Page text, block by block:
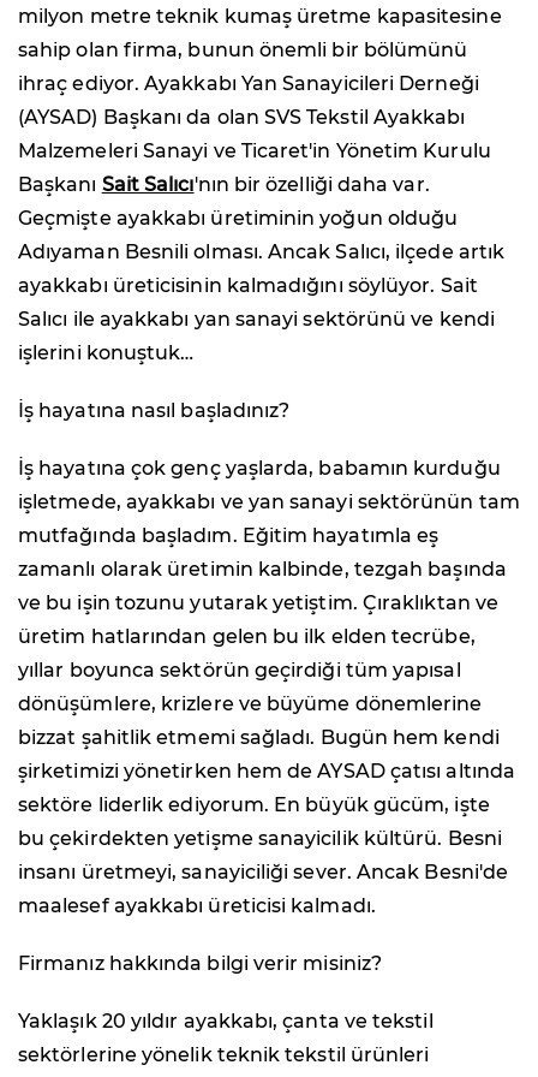
milyon metre teknik kumaş üretme kapasitesine
sahip olan firma, bunun önemli bir bölümünü
ihraç ediyor. Ayakkabı Yan Sanayicileri Derneği
(AYSAD) Başkanı da olan SVS Tekstil Ayakkabı
Malzemeleri Sanayi ve Ticaret'in Yönetim Kurulu
Başkanı Sait Salıcı'nın bir özelliği daha var.
Geçmişte ayakkabı üretiminin yoğun olduğu
Adıyaman Besnili olması. Ancak Salıcı, ilçede artık
ayakkabı üreticisinin kalmadığını söylüyor. Sait
Salıcı ile ayakkabı yan sanayi sektörünü ve kendi
işlerini konuştuk…
İş hayatına nasıl başladınız?
İş hayatına çok genç yaşlarda, babamın kurduğu
işletmede, ayakkabı ve yan sanayi sektörünün tam
mutfağında başladım. Eğitim hayatımla eş
zamanlı olarak üretimin kalbinde, tezgah başında
ve bu işin tozunu yutarak yetiştim. Çıraklıktan ve
üretim hatlarından gelen bu ilk elden tecrübe,
yıllar boyunca sektörün geçirdiği tüm yapısal
dönüşümlere, krizlere ve büyüme dönemlerine
bizzat şahitlik etmemi sağladı. Bugün hem kendi
şirketimizi yönetirken hem de AYSAD çatısı altında
sektöre liderlik ediyorum. En büyük gücüm, işte
bu çekirdekten yetişme sanayicilik kültürü. Besni
insanı üretmeyi, sanayiciliği sever. Ancak Besni'de
maalesef ayakkabı üreticisi kalmadı.
Firmanız hakkında bilgi verir misiniz?
Yaklaşık 20 yıldır ayakkabı, çanta ve tekstil
sektörlerine yönelik teknik tekstil ürünleri